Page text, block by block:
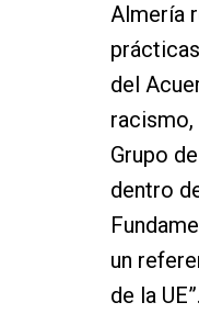
Almería
del
Grupo
dentro
un
de la UE”.